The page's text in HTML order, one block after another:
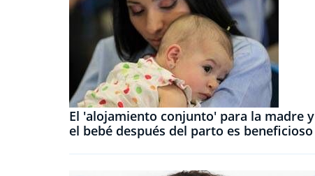
El 'alojamiento conjunto' para la madre y
el bebé después del parto es beneficioso